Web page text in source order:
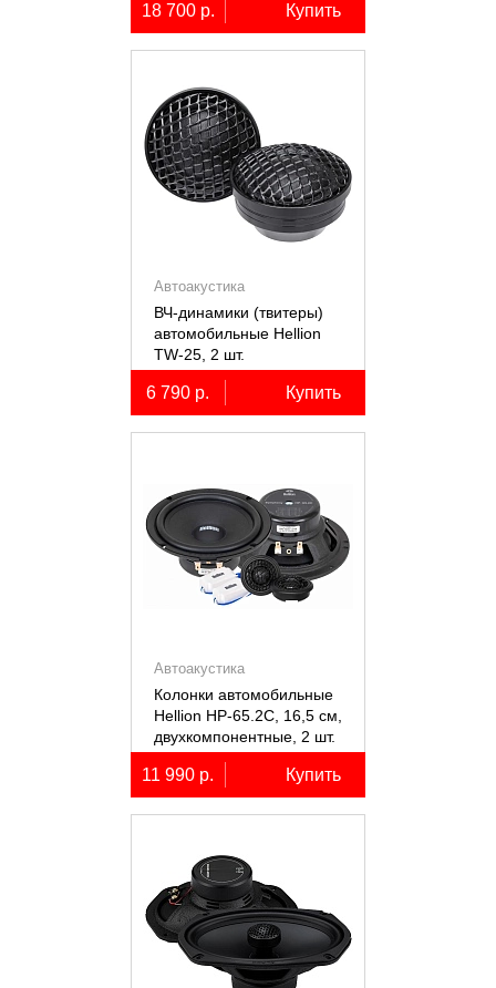
18 700 р. Купить
Автоакустика
ВЧ-динамики (твитеры)
автомобильные Hellion
TW-25, 2 шт.
6 790 р. Купить
Автоакустика
Колонки автомобильные
Hellion HP-65.2С, 16,5 см,
двухкомпонентные, 2 шт.
11 990 р. Купить